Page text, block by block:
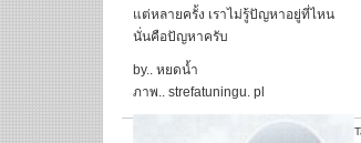
แต่หลายครั้ง เราไม่รู้ปัญหาอยู่ที่ไหน
นั่นคือปัญหาครับ
by.. หยดน้ำ
ภาพ.. strefatuningu. pl